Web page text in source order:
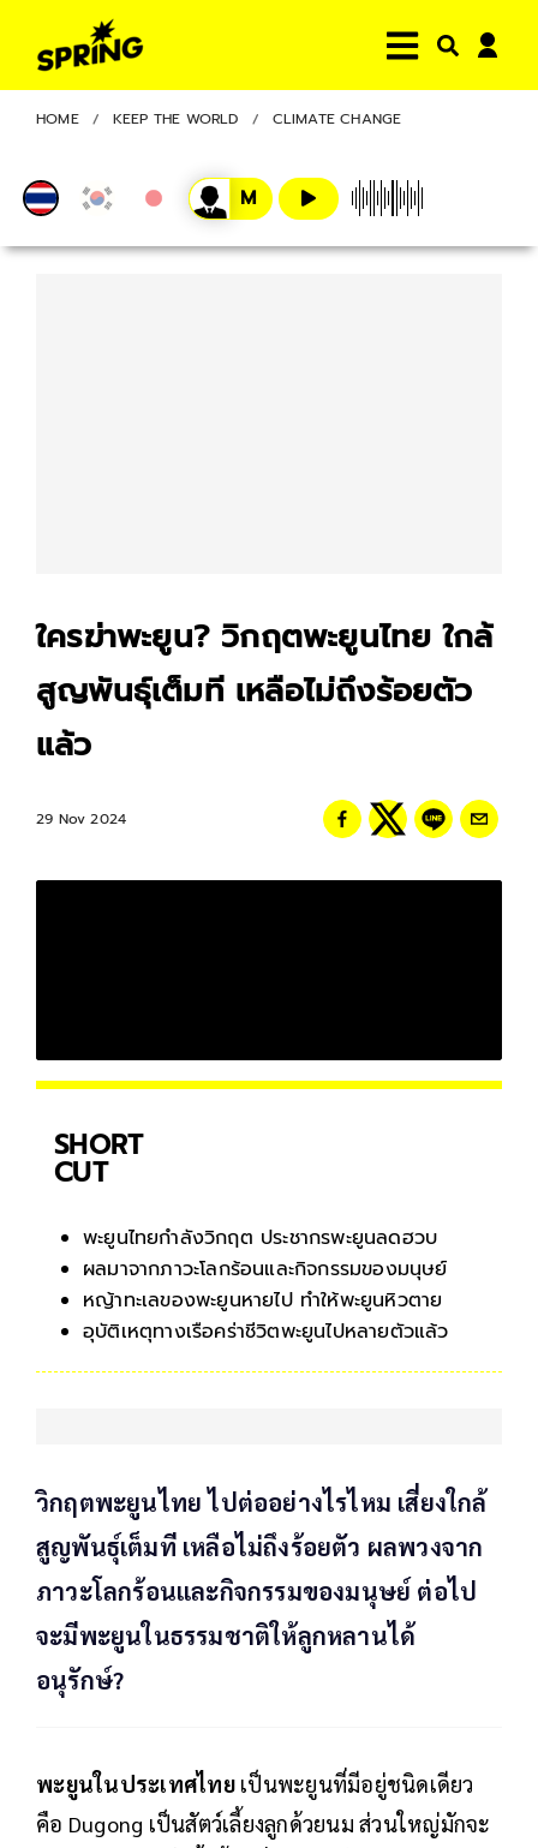
HOME KEEP THE WORLD CLIMATE CHANGE
ใครฆ่าพะยูน? วิกฤตพะยูนไทย ใกล้
สูญพันธุ์เต็มที เหลือไม่ถึงร้อยตัว
แล้ว
29 Nov 2024
SHORT
CUT
พะยูนไทยกำลังวิกฤต ประชากรพะยูนลดฮวบ
ผลมาจากภาวะโลกร้อนและกิจกรรมของมนุษย์
หญ้าทะเลของพะยูนหายไป ทำให้พะยูนหิวตาย
อุบัติเหตุทางเรือคร่าชีวิตพะยูนไปหลายตัวแล้ว
วิกฤตพะยูนไทย ไปต่ออย่างไรไหม เสี่ยงใกล้
สูญพันธุ์เต็มที เหลือไม่ถึงร้อยตัว ผลพวงจาก
ภาวะโลกร้อนและกิจกรรมของมนุษย์ ต่อไป
จะมีพะยูนในธรรมชาติให้ลูกหลานได้
อนุรักษ์?
พะยูนในประเทศไทยเป็นพะยูนที่มีอยู่ชนิดเดียว
คือ Dugong เป็นสัตว์เลี้ยงลูกด้วยนม ส่วนใหญ่มักจะ